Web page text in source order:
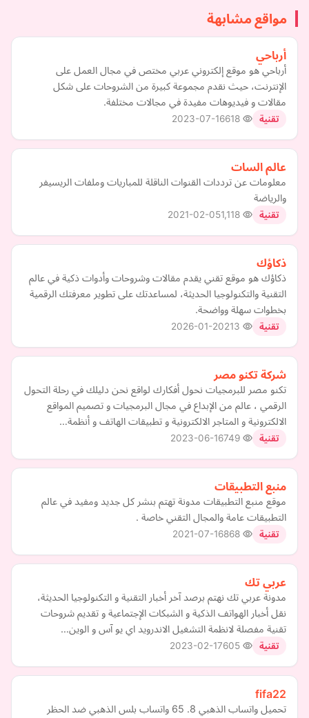
مواقع مشابهة
أرباحي
أرباحي هو موقع إلكتروني عربي مختص في مجال العمل على
الإنترنت، حيث نقدم مجموعة كبيرة من الشروحات على شكل
مقالات و فيديوهات مفيدة في مجالات مختلفة.
تقنية 2023-07-16
عالم السات
معلومات عن ترددات القنوات الناقلة للمباريات وملفات الريسيفر
والرياضة
تقنية 2021-02-05
ذكاؤك
ذكاؤك هو موقع تقني يقدم مقالات وشروحات وأدوات ذكية في عالم
التقنية والتكنولوجيا الحديثة، لمساعدتك على تطوير معرفتك الرقمية
بخطوات سهلة وواضحة.
تقنية 2026-01-20
شركة تكنو مصر
تكنو مصر للبرمجيات نحول أفكارك لواقع نحن دليلك في رحلة التحول
الرقمي ، عالم من الإبداع في مجال البرمجيات و تصميم المواقع
الالكترونية و المتاجر الالكترونية و تطبيقات الهاتف و أنظمة…
تقنية 2023-06-16
منبع التطبيقات
موقع منبع التطبيقات مدونة تهتم بنشر كل جديد ومفيد في عالم
التطبيقات عامة والمجال التقني خاصة .
تقنية 2021-07-16
عربي تك
مدونة عربي تك نهتم برصد آخر أخبار التقنية و التكنولوجيا الحديثة،
نقل أخبار الهواتف الذكية و الشبكات الإجتماعية و تقديم شروحات
تقنية مفصلة لانظمة التشغيل الاندرويد اي يو آس و الوين…
تقنية 2023-02-17
fifa22
تحميل واتساب الذهبي 8. 65 واتساب بلس الذهبي ضد الحظر